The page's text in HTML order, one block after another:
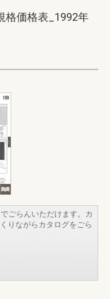
価格表_1992年
ごらんいただけます。カ
りながらカタログをごら